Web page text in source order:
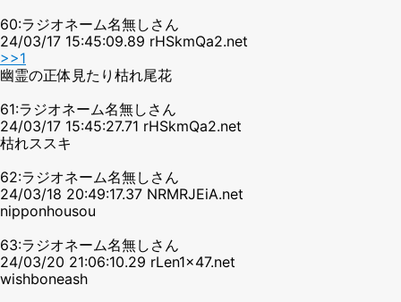
60:ラジオネーム名無しさん
24/03/17 15:45:09.89 rHSkmQa2.net
>>1
幽霊の正体見たり枯れ尾花
61:ラジオネーム名無しさん
24/03/17 15:45:27.71 rHSkmQa2.net
枯れススキ
62:ラジオネーム名無しさん
24/03/18 20:49:17.37 NRMRJEiA.net
nipponhousou
63:ラジオネーム名無しさん
24/03/20 21:06:10.29 rLen1x47.net
wishboneash